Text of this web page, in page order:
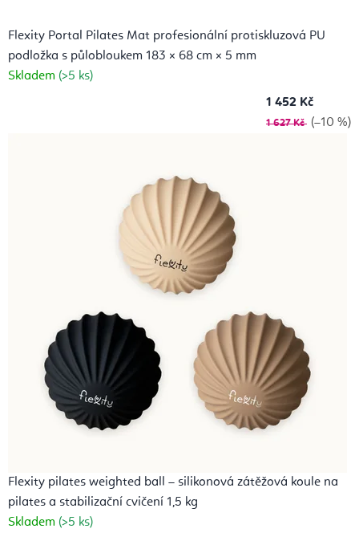
Flexity Portal Pilates Mat profesionální protiskluzová PU
podložka s půlobloukem 183 × 68 cm × 5 mm
Skladem (>5 ks)
1 452 Kč
1 627 Kč (–10 %)
Flexity pilates weighted ball – silikonová zátěžová koule na
pilates a stabilizační cvičení 1,5 kg
Skladem (>5 ks)